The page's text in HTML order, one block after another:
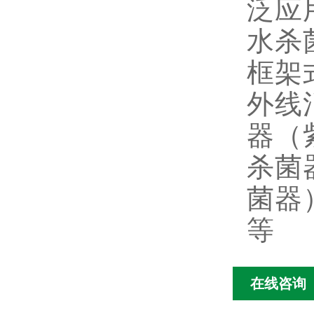
泛应
水杀
框架
外线
器（
杀菌
菌器
等
在线咨询